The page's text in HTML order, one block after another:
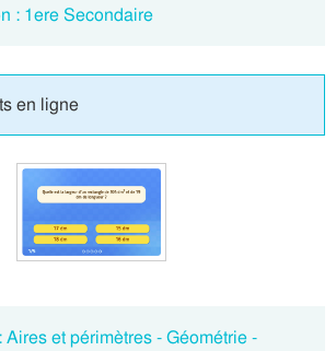
: 1ere Secondaire
en ligne
et périmètres - Géométrie -